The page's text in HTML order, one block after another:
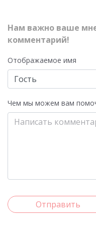
Нам важно ваше
комментарий!
Отображаемое имя
Чем мы можем вам
Отправить